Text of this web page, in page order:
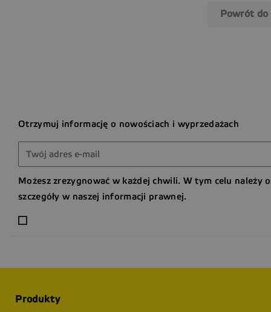
Powrót
Otrzymuj informację o nowościach i wyprzedażach
Możesz zrezygnować w każdej chwili. W tym celu należy
szczegóły w naszej informacji prawnej.
Produkty